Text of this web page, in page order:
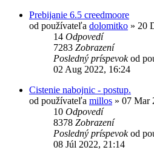
Prebijanie 6.5 creedmoore
od používateľa dolomitko » 20
14 Odpovedí
7283 Zobrazení
Posledný príspevokod
02 Aug 2022, 16:24
Cistenie nabojnic - postup.
od používateľa millos » 07 Mar
10 Odpovedí
8378 Zobrazení
Posledný príspevokod
08 Júl 2022, 21:14